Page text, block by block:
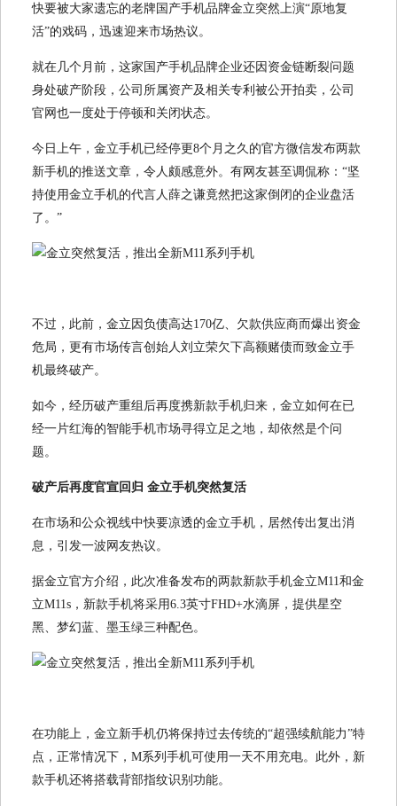
快要被大家遗忘的老牌国产手机品牌金立突然上演“原地复
活”的戏码，迅速迎来市场热议。
就在几个月前，这家国产手机品牌企业还因资金链断裂问题
身处破产阶段，公司所属资产及相关专利被公开拍卖，公司
官网也一度处于停顿和关闭状态。
今日上午，金立手机已经停更8个月之久的官方微信发布两款
新手机的推送文章，令人颇感意外。有网友甚至调侃称：“坚
持使用金立手机的代言人薛之谦竟然把这家倒闭的企业盘活
了。”
不过，此前，金立因负债高达170亿、欠款供应商而爆出资金
危局，更有市场传言创始人刘立荣欠下高额赌债而致金立手
机最终破产。
如今，经历破产重组后再度携新款手机归来，金立如何在已
经一片红海的智能手机市场寻得立足之地，却依然是个问
题。
破产后再度官宣回归 金立手机突然复活
在市场和公众视线中快要凉透的金立手机，居然传出复出消
息，引发一波网友热议。
据金立官方介绍，此次准备发布的两款新款手机金立M11和金
立M11s，新款手机将采用6.3英寸FHD+水滴屏，提供星空
黑、梦幻蓝、墨玉绿三种配色。
在功能上，金立新手机仍将保持过去传统的“超强续航能力”特
点，正常情况下，M系列手机可使用一天不用充电。此外，新
款手机还将搭载背部指纹识别功能。